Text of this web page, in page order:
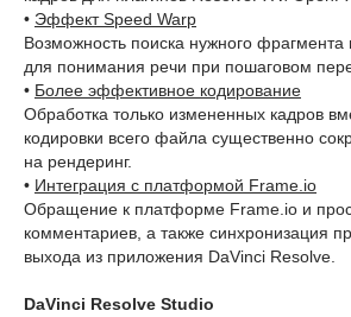
• Эффект Speed Warp
Возможность поиска нужного фрагмента
для понимания речи при пошаговом
• Более эффективное кодирование
Обработка только измененных кадров
кодировки всего файла существенно
на рендеринг.
• Интеграция с платформой Frame.io
Обращение к платформе Frame.io и
комментариев, а также синхронизация
выхода из приложения DaVinci Resolve.
DaVinci Resolve Studio